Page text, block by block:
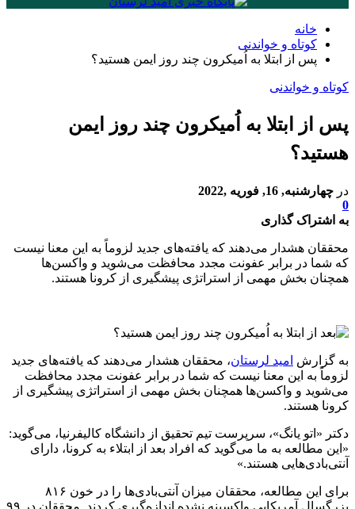
خانه
کوتاه و خواندنی
پس از ابتلا به اُمیکرون چند روز ایمن هستید؟
کوتاه و خواندنی
پس از ابتلا به اُمیکرون چند روز ایمن
هستید؟
در چهارشنبه, 16, فوریه ,2022
0
به اشتراک گذاری
محققان هشدار می‌دهند که یافته‌های جدید لزوماً به این معنا نیست
که شما در برابر عفونت مجدد محافظت می‌شوید و واکسن‌ها
همچنان بخش مهمی از استراتژی پیشگیری از کرونا هستند.
به گزارش امید لرستان، محققان هشدار می‌دهند که یافته‌های جدید
لزوماً به این معنا نیست که شما در برابر عفونت مجدد محافظت
می‌شوید و واکسن‌ها همچنان بخش مهمی از استراتژی پیشگیری از
کرونا هستند.
دکتر «اتو یانگ»، سرپرست تیم تحقیق از دانشگاه کالیفرنیا، می‌گوید:
«این مطالعه به ما می‌گوید که افراد بعد از ابتلاء به کرونا، دارای
آنتی‌بادی‌هایی هستند.»
برای این مطالعه، محققان میزان آنتی‌بادی‌ها را در خون ۸۱۶
بزرگسال آمریکایی واکسینه نشده اندازه‌گیری کردند. محققان در ۹۹